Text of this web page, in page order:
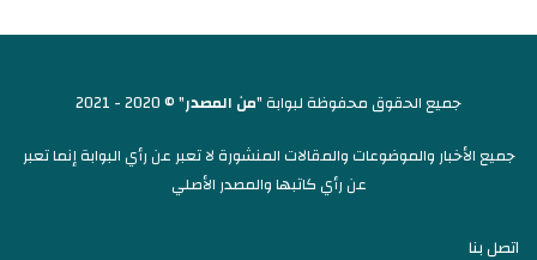
جميع الحقوق محفوظة لبوابة "من المصدر" © 2020 - 2021
جميع الأخبار والموضوعات والمقالات المنشورة لا تعبر عن رأي البوابة إنما تعبر
عن رأي كاتبها والمصدر الأصلي
اتصل بنا